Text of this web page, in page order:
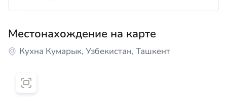
Местонахождение на карте
Кухна Кумарык, Узбекистан, Ташкент